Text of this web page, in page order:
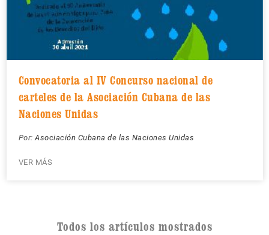
Convocatoria al IV Concurso nacional de
carteles de la Asociación Cubana de las
Naciones Unidas
Por: Asociación Cubana de las Naciones Unidas
VER MÁS
Todos los artículos mostrados